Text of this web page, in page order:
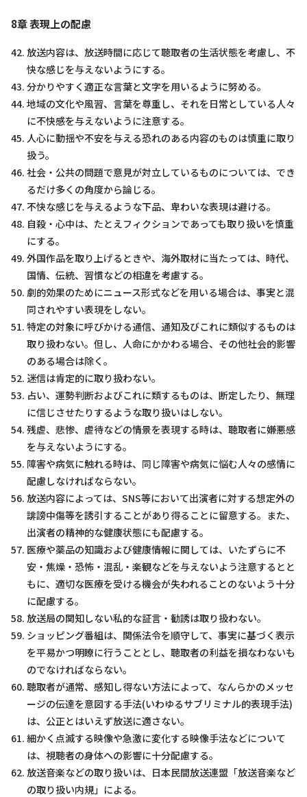
8章 表現上の配慮
放送内容は、放送時間に応じて聴取者の生活状態を考慮し、不
快な感じを与えないようにする。
分かりやすく適正な言葉と文字を用いるように努める。
地域の文化や風習、言葉を尊重し、それを日常としている人々
に不快感を与えないように注意する。
人心に動揺や不安を与える恐れのある内容のものは慎重に取り
扱う。
社会・公共の問題で意見が対立しているものについては、でき
るだけ多くの角度から論じる。
不快な感じを与えるような下品、卑わいな表現は避ける。
自殺・心中は、たとえフィクションであっても取り扱いを慎重
にする。
外国作品を取り上げるときや、海外取材に当たっては、時代、
国情、伝統、習慣などの相違を考慮する。
劇的効果のためにニュース形式などを用いる場合は、事実と混
同されやすい表現をしない。
特定の対象に呼びかける通信、通知及びこれに類似するものは
取り扱わない。但し、人命にかかわる場合、その他社会的影響
のある場合は除く。
迷信は肯定的に取り扱わない。
占い、運勢判断およびこれに類するものは、断定したり、無理
に信じさせたりするような取り扱いはしない。
残虐、悲惨、虐待などの情景を表現する時は、聴取者に嫌悪感
を与えないようにする。
障害や病気に触れる時は、同じ障害や病気に悩む人々の感情に
配慮しなければならない。
放送内容によっては、SNS等において出演者に対する想定外の
誹謗中傷等を誘引することがあり得ることに留意する。また、
出演者の精神的な健康状態にも配慮する。
医療や薬品の知識および健康情報に関しては、いたずらに不
安・焦燥・恐怖・混乱・楽観などを与えないよう注意するとと
もに、適切な医療を受ける機会が失われることのないよう十分
に配慮する。
放送局の関知しない私的な証言・勧誘は取り扱わない。
ショッピング番組は、関係法令を順守して、事実に基づく表示
を平易かつ明瞭に行うこととし、聴取者の利益を損なわないも
のでなければならない。
聴取者が通常、感知し得ない方法によって、なんらかのメッセ
ージの伝達を意図する手法(いわゆるサブリミナル的表現手法)
は、公正とはいえず放送に適さない。
細かく点滅する映像や急激に変化する映像手法などについて
は、視聴者の身体への影響に十分配慮する。
放送音楽などの取り扱いは、日本民間放送連盟「放送音楽など
の取り扱い内規」による。